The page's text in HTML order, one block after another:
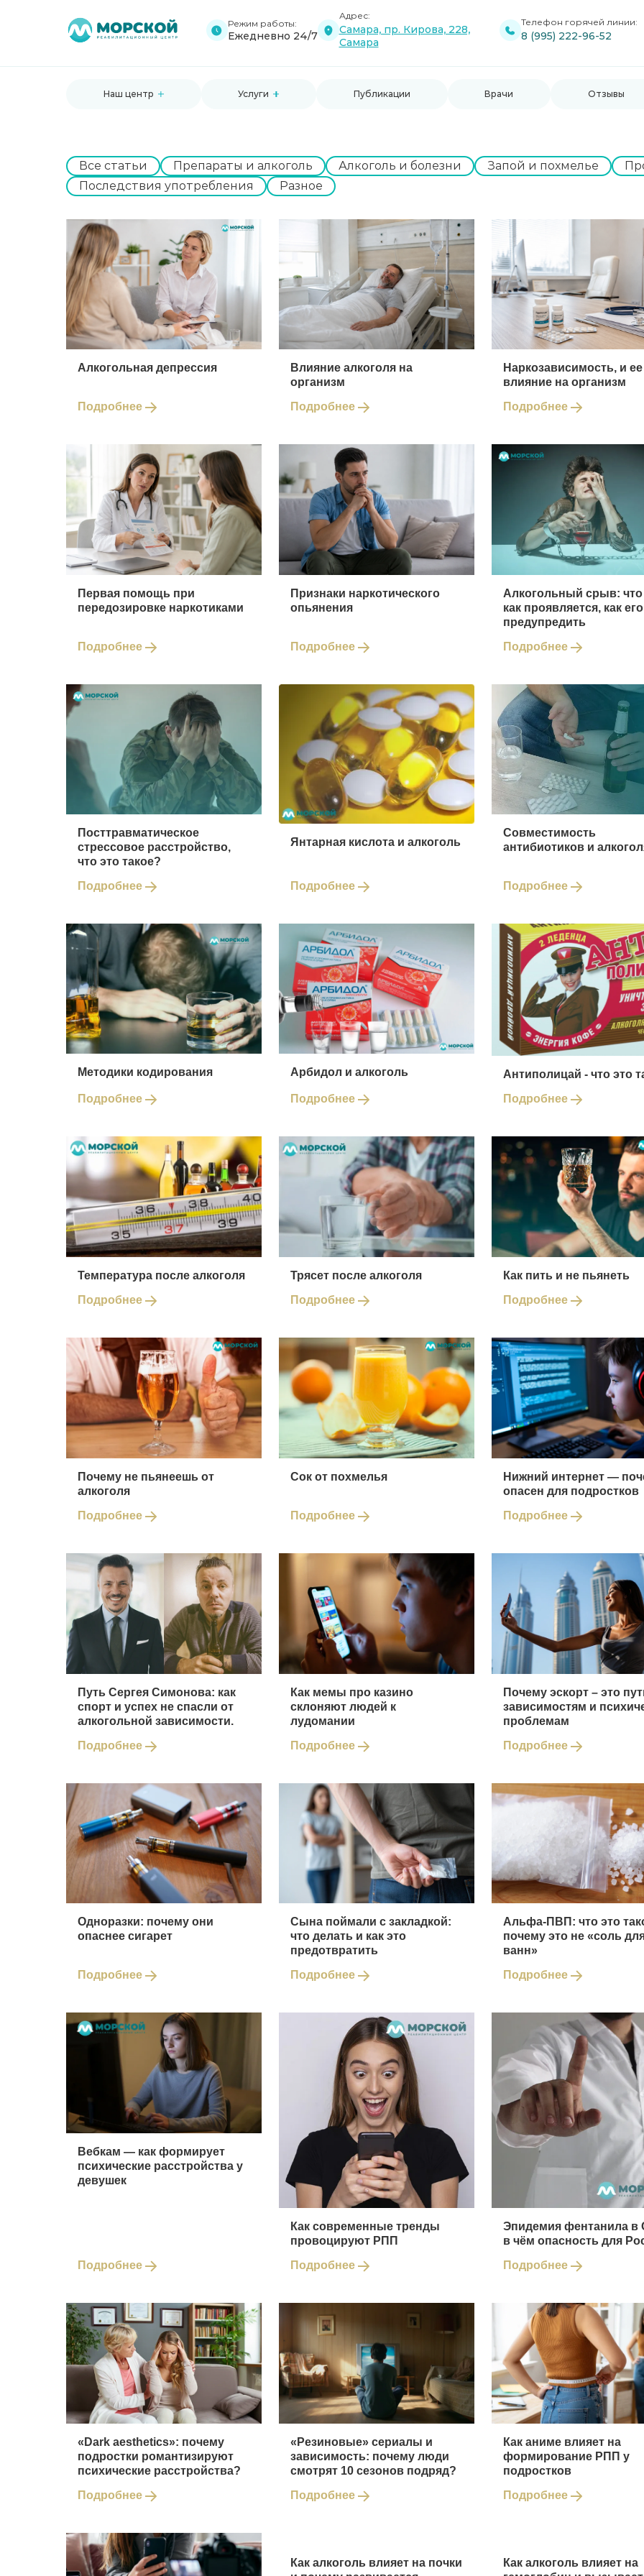
Режим работы:
Ежедневно 24/7
Адрес:
Самара, пр. Кирова, 228,
Самара
Телефон горячей линии:
8 (995) 222-96-52
Наш центр Услуги Публикации Врачи Отзывы
Все статьи Препараты и алкоголь Алкоголь и болезни Запой и похмелье
Последствия употребления
Разное
Алкогольная депрессия
Подробнее
Влияние алкоголя на
организм
Подробнее
Наркозависимость, и ее
влияние на организм
Подробнее
Первая помощь при
передозировке наркотиками
Подробнее
Признаки наркотического
опьянения
Подробнее
Алкогольный срыв: что
как проявляется, как его
предупредить
Подробнее
Посттравматическое
стрессовое расстройство,
что это такое?
Подробнее
Янтарная кислота и алкоголь
Подробнее
Совместимость
антибиотиков и
Подробнее
Методики кодирования
Подробнее
Арбидол и алкоголь
Подробнее
Антиполицай - что это
Подробнее
Температура после алкоголя
Подробнее
Трясет после алкоголя
Подробнее
Как пить и не пьянеть
Подробнее
Почему не пьянеешь от
алкоголя
Подробнее
Сок от похмелья
Подробнее
Нижний интернет —
опасен для подростков
Подробнее
Путь Сергея Симонова: как
спорт и успех не спасли от
алкогольной зависимости.
Подробнее
Как мемы про казино
склоняют людей к
лудомании
Подробнее
Почему эскорт – это
зависимостям и
проблемам
Подробнее
Одноразки: почему они
опаснее сигарет
Подробнее
Сына поймали с закладкой:
что делать и как это
предотвратить
Подробнее
Альфа-ПВП: что это
почему это не «соль
ванн»
Подробнее
Вебкам ― как формирует
психические расстройства у
девушек
Подробнее
Как современные тренды
провоцируют РПП
Подробнее
Эпидемия фентанила
в чём опасность для
Подробнее
«Dark aesthetics»: почему
подростки романтизируют
психические расстройства?
Подробнее
«Резиновые» сериалы и
зависимость: почему люди
смотрят 10 сезонов подряд?
Подробнее
Как аниме влияет на
формирование РПП у
подростков
Подробнее
Как алкоголь влияет на почки
Как алкоголь влияет на